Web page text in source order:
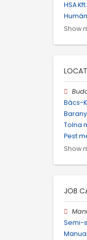
HSA Kft.
Show
Bács-
Tolna
Pest
Show
JOB
Semi-